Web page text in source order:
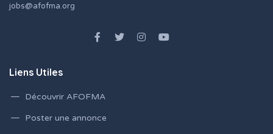
jobs@afofma.org
Liens Utiles
Découvrir AFOFMA
Poster une annonce